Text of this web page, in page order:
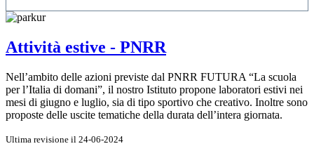
Attività estive - PNRR
Nell’ambito delle azioni previste dal PNRR FUTURA “La scuola
per l’Italia di domani”, il nostro Istituto propone laboratori estivi nei
mesi di giugno e luglio, sia di tipo sportivo che creativo. Inoltre sono
proposte delle uscite tematiche della durata dell’intera giornata.
Ultima revisione il 24-06-2024